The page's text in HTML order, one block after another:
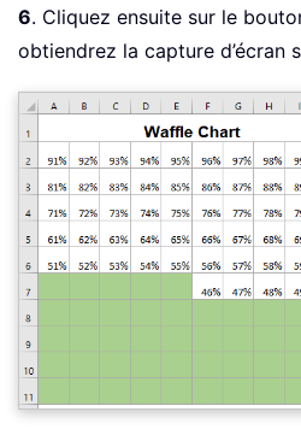
6. Cliquez ensuite sur le
obtiendrez la capture d’écran